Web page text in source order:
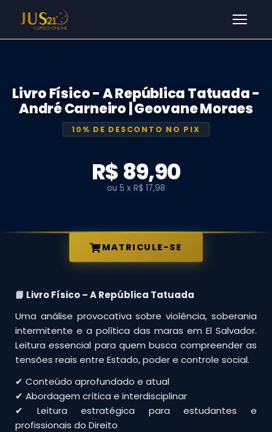
Livro Físico - A República Tatuada -
André Carneiro | Geovane Moraes
10% DE DESCONTO NO PIX
R$ 89,90
ou 5 x R$ 17,98
MATRICULE-SE
📘 Livro Físico – A República Tatuada
Uma análise provocativa sobre violência, soberania
intermitente e a política das maras em El Salvador.
Leitura essencial para quem busca compreender as
tensões reais entre Estado, poder e controle social.
✔ Conteúdo aprofundado e atual
✔ Abordagem crítica e interdisciplinar
✔ Leitura estratégica para estudantes e
profissionais do Direito